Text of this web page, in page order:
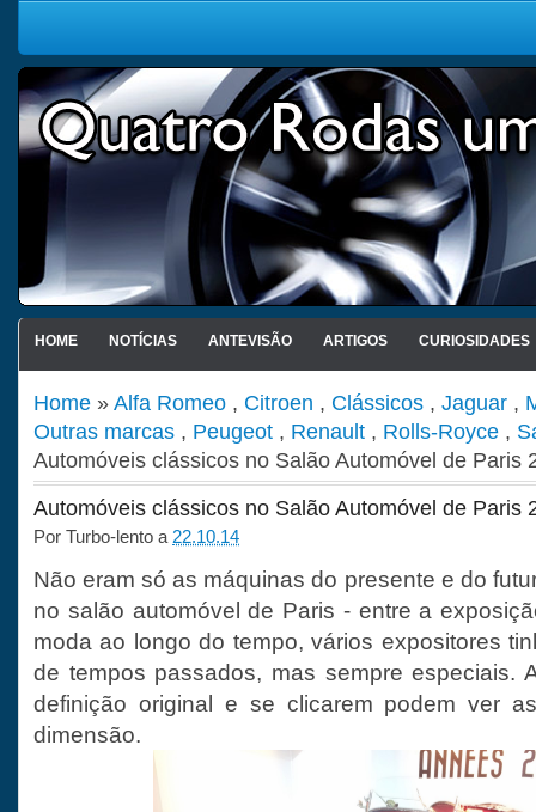
HOME NOTÍCIAS ANTEVISÃO ARTIGOS CURIOSIDADES
Home »Alfa Romeo , Citroen , Clássicos , Jaguar ,
Outras marcas , Peugeot , Renault , Rolls-Royce ,
Automóveis clássicos no Salão Automóvel de Paris
Automóveis clássicos no Salão Automóvel de Paris
Por Turbo-lento a 22.10.14
Não eram só as máquinas do presente e do
no salão automóvel de Paris - entre a
moda ao longo do tempo, vários expositores
de tempos passados, mas sempre especiais.
definição original e se clicarem podem ver
dimensão.